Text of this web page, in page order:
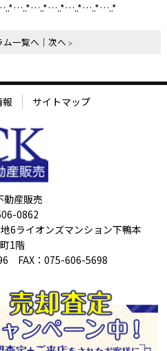
ム一覧へ 次へ
報 サイトマップ
動産販売
0862
6ライオンズマンション下鴨本
町1階
FAX：075-606-5698